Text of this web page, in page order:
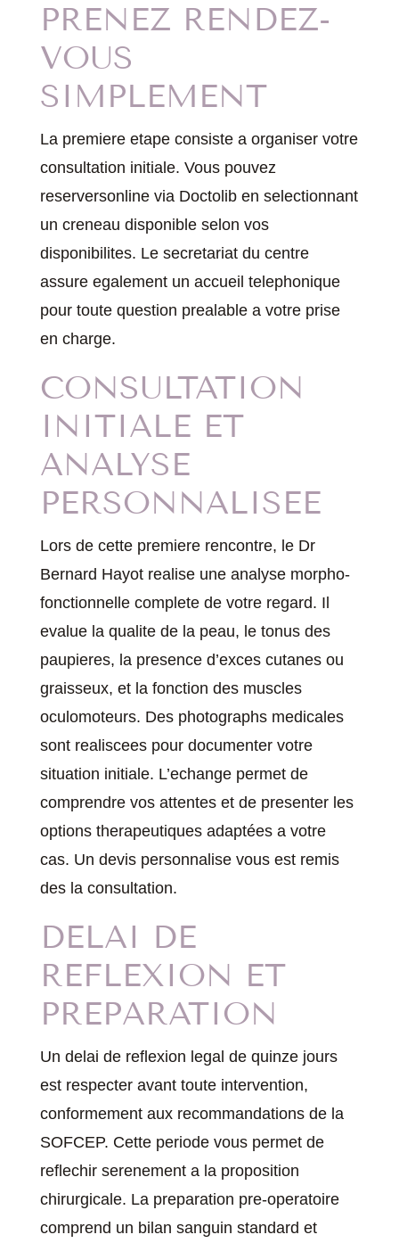
PRENEZ RENDEZ-
VOUS
SIMPLEMENT
La premiere etape consiste a organiser votre
consultation initiale. Vous pouvez
reserversonline via Doctolib en selectionnant
un creneau disponible selon vos
disponibilites. Le secretariat du centre
assure egalement un accueil telephonique
pour toute question prealable a votre prise
en charge.
CONSULTATION
INITIALE ET
ANALYSE
PERSONNALISEE
Lors de cette premiere rencontre, le Dr
Bernard Hayot realise une analyse morpho-
fonctionnelle complete de votre regard. Il
evalue la qualite de la peau, le tonus des
paupieres, la presence d’exces cutanes ou
graisseux, et la fonction des muscles
oculomoteurs. Des photographs medicales
sont realiscees pour documenter votre
situation initiale. L’echange permet de
comprendre vos attentes et de presenter les
options therapeutiques adaptées a votre
cas. Un devis personnalise vous est remis
des la consultation.
DELAI DE
REFLEXION ET
PREPARATION
Un delai de reflexion legal de quinze jours
est respecter avant toute intervention,
conformement aux recommandations de la
SOFCEP. Cette periode vous permet de
reflechir serenement a la proposition
chirurgicale. La preparation pre-operatoire
comprend un bilan sanguin standard et